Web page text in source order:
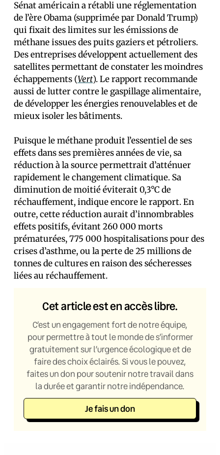
Sénat américain a rétabli une réglementation
de l’ère Obama (supprimée par Donald Trump)
qui fixait des limites sur les émissions de
méthane issues des puits gaziers et pétroliers.
Des entreprises développent actuellement des
satellites permettant de constater les moindres
échappements (Vert). Le rapport recommande
aussi de lutter contre le gaspillage alimentaire,
de développer les énergies renouvelables et de
mieux isoler les bâtiments.
Puisque le méthane produit l’essentiel de ses
effets dans ses premières années de vie, sa
réduction à la source permettrait d’atténuer
rapidement le changement climatique. Sa
diminution de moitié éviterait 0,3°C de
réchauffement, indique encore le rapport. En
outre, cette réduction aurait d’innombrables
effets positifs, évitant 260 000 morts
prématurées, 775 000 hospitalisations pour des
crises d’asthme, ou la perte de 25 millions de
tonnes de cultures en raison des sécheresses
liées au réchauffement.
Cet article est en accès libre.
C’est un engagement fort de notre équipe,
pour permettre à tout le monde de s’informer
gratuitement sur l’urgence écologique et de
faire des choix éclairés. Si vous le pouvez,
faites un don pour soutenir notre travail dans
la durée et garantir notre indépendance.
Je fais un don